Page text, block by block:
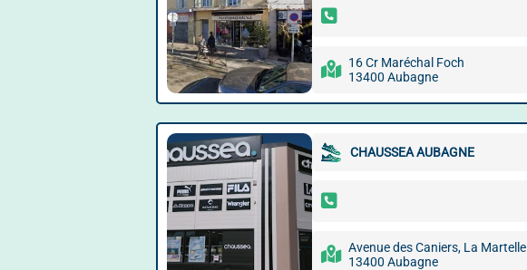
16 Cr Maréchal Foch
13400 Aubagne
CHAUSSEA AUBAGNE
Avenue des Caniers, La Martelle
13400 Aubagne